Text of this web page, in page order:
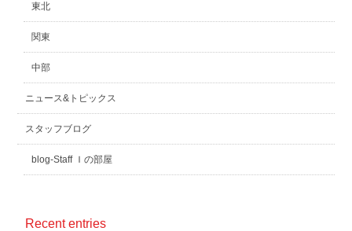
東北
関東
中部
ニュース&トピックス
スタッフブログ
blog-Staff Ｉの部屋
Recent entries